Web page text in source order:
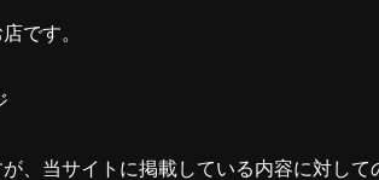
です。
、当サイトに掲載している内容に対して